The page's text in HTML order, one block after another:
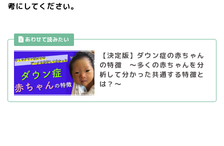
考にしてください。
【決定版】ダウン症の赤ちゃん
の特徴 〜多くの赤ちゃんを分
析して分かった共通する特徴と
は？〜